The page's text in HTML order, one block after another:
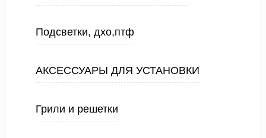
Подсветки, дхо,птф
АКСЕССУАРЫ ДЛЯ УСТАНОВКИ
Грили и решетки